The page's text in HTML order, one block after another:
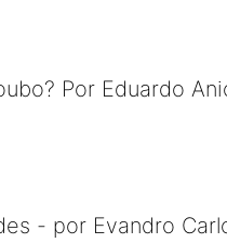
Por Eduardo
- por Evandro